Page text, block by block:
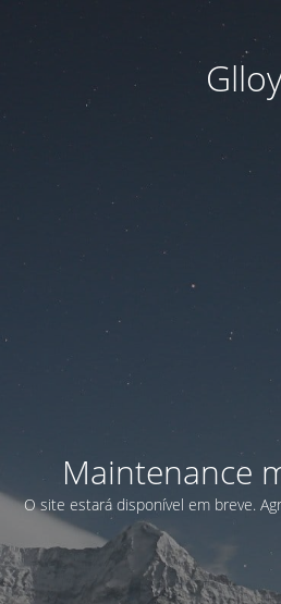
Maintenance
O site estará disponível em breve.